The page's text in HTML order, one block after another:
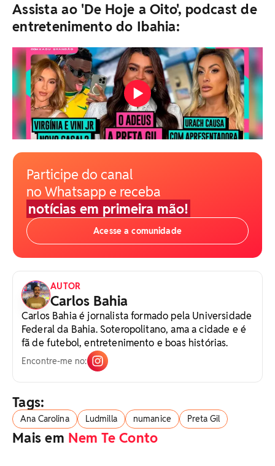
Assista ao 'De Hoje a Oito', podcast de
entretenimento do Ibahia:
Participe do canal
no Whatsapp e receba
notícias em primeira mão!
Acesse a comunidade
AUTOR
Carlos Bahia
Carlos Bahia é jornalista formado pela Universidade
Federal da Bahia. Soteropolitano, ama a cidade e é
fã de futebol, entretenimento e boas histórias.
Encontre-me no:
Tags:
Ana Carolina Ludmilla numanice Preta Gil
Mais em Nem Te Conto